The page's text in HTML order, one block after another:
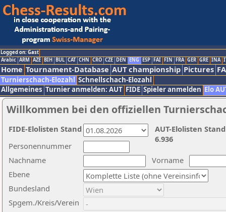
Logged on: Gast
Arabic ARM AZE BIH BUL CAT CHN CRO CZE DEN ENG ESP FAI FIN FRA GER GRE INA
Home Tournament-Database AUT championship Pictures
Turnierschach-Elozahl Schnellschach-Elozahl
Allgemeines Turnier anmelden: AUT FIDE Spieler anmelden Elo
Willkommen bei den offiziellen
Nachname
Vorname
Ebene
Personennummer
Bundesland
Spgem./Kreis/Verein
AUT-Elolisten
6.936
FIDE-Elolisten Stand